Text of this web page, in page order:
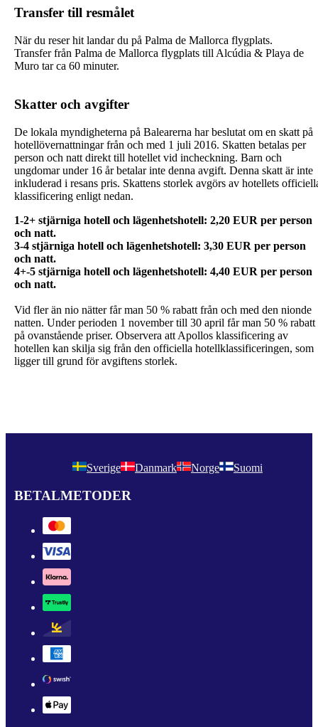
Transfer till resmålet
När du reser hit landar du på Palma de Mallorca flygplats.
Transfer från Palma de Mallorca flygplats till Alcúdia & Playa de
Muro tar ca 60 minuter.
Skatter och avgifter
De lokala myndigheterna på Balearerna har beslutat om en skatt på
hotellövernattningar från och med 1 juli 2016. Skatten betalas per
person och natt direkt till hotellet vid incheckning. Barn och
ungdomar under 16 år betalar inte denna avgift. Denna skatt är inte
inkluderad i resans pris. Skattens storlek avgörs av hotellets
klassificering enligt nedan.
1-2+ stjärniga hotell och lägenhetshotell: 2,20 EUR per person
och natt.
3-4 stjärniga hotell och lägenhetshotell: 3,30 EUR per person
och natt.
4+-5 stjärniga hotell och lägenhetshotell: 4,40 EUR per person
Vid fler än nio nätter får man 50 % rabatt från och med den nionde
natten. Under perioden 1 november till 30 april får man 50 % rabatt
på ovanstående priser. Observera att Apollos klassificering av
hotellen kan skilja sig från den officiella hotellklassificeringen, som
ligger till grund för avgiftens storlek.
Sverige Danmark Norge Suomi
BETALMETODER